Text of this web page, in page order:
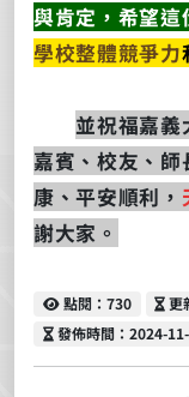
與肯定，希望這
學校整體競爭力
並祝福嘉
嘉賓、校友、
康、平安順利，
謝大家。
點閱
點閱：730 更
更
發佈時間
發佈時間：2024-